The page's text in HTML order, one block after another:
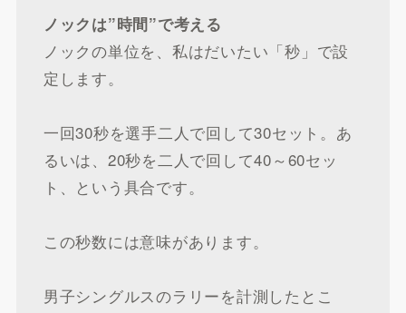
ノックは”時間”で考える
ノックの単位を、私はだいたい「秒」で設
定します。
一回30秒を選手二人で回して30セット。あ
るいは、20秒を二人で回して40～60セッ
ト、という具合です。
この秒数には意味があります。
男子シングルスのラリーを計測したとこ